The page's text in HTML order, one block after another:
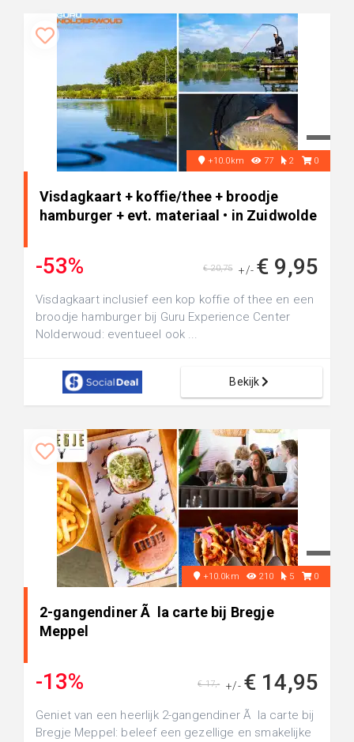
+10.0km 77 2 0
Visdagkaart + koffie/thee + broodje
hamburger + evt. materiaal • in Zuidwolde
-53% +/- € 9,95
€ 20,75
Visdagkaart inclusief een kop koffie of thee en een
broodje hamburger bij Guru Experience Center
Nolderwoud: eventueel ook ...
Bekijk
+10.0km 210 5 0
2-gangendiner Ã la carte bij Bregje
Meppel
-13% +/- € 14,95
€ 17,-
Geniet van een heerlijk 2-gangendiner Ã la carte bij
Bregje Meppel: beleef een gezellige en smakelijke